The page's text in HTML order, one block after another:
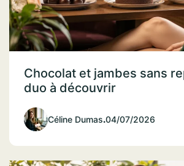
Chocolat et jambes sans
duo à découvrir
Céline Dumas.04/07/2026